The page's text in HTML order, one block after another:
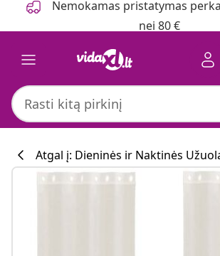
Nemokamas pristatymas
nei 80 €
Atgal į: Dieninės ir Naktinės